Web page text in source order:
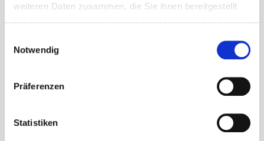
weiteren Daten zusammen, die Sie ihnen bereitgestellt
Notwendig
Präferenzen
Statistiken